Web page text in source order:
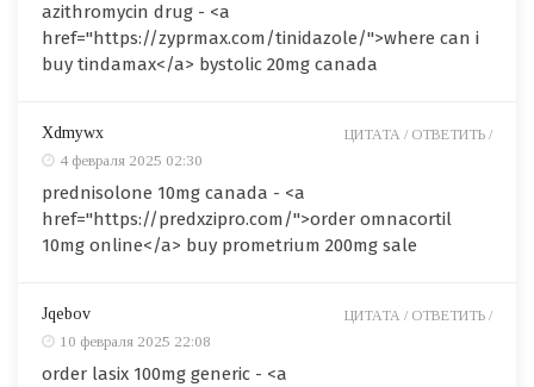
azithromycin drug - <a
href="https://zyprmax.com/tinidazole/">where can i
buy tindamax</a> bystolic 20mg canada
Xdmywx
4 февраля 2025 02:30
prednisolone 10mg canada - <a
href="https://predxzipro.com/">order omnacortil
10mg online</a> buy prometrium 200mg sale
ЦИТАТА / ОТВЕТИТЬ /
Jqebov
10 февраля 2025 22:08
order lasix 100mg generic - <a
ЦИТАТА / ОТВЕТИТЬ /